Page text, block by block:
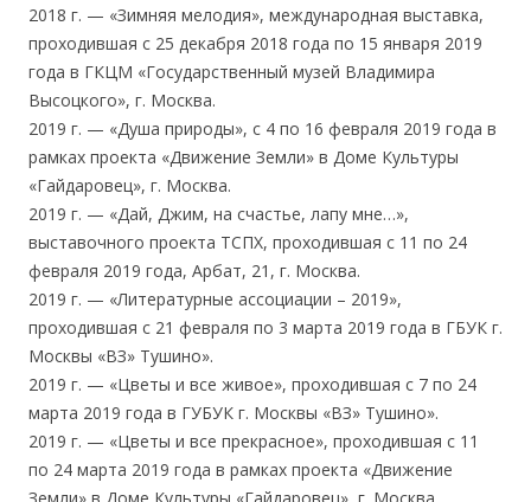
2018 г. — «Зимняя мелодия», международная выставка,
проходившая с 25 декабря 2018 года по 15 января 2019
года в ГКЦМ «Государственный музей Владимира
Высоцкого», г. Москва.
2019 г. — «Душа природы», с 4 по 16 февраля 2019 года в
рамках проекта «Движение Земли» в Доме Культуры
«Гайдаровец», г. Москва.
2019 г. — «Дай, Джим, на счастье, лапу мне…»,
выставочного проекта ТСПХ, проходившая с 11 по 24
февраля 2019 года, Арбат, 21, г. Москва.
2019 г. — «Литературные ассоциации – 2019»,
проходившая с 21 февраля по 3 марта 2019 года в ГБУК г.
Москвы «ВЗ» Тушино».
2019 г. — «Цветы и все живое», проходившая с 7 по 24
марта 2019 года в ГУБУК г. Москвы «ВЗ» Тушино».
2019 г. — «Цветы и все прекрасное», проходившая с 11
по 24 марта 2019 года в рамках проекта «Движение